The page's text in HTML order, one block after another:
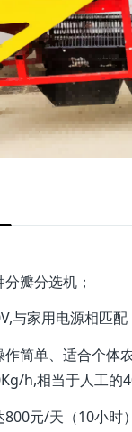
瓣分选机；
与家用电源相匹配
简单、适合个体
h,相当于人工的
元/天（10小时